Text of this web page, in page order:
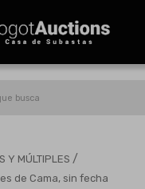
Y MÚLTIPLES /
de Cama, sin fecha